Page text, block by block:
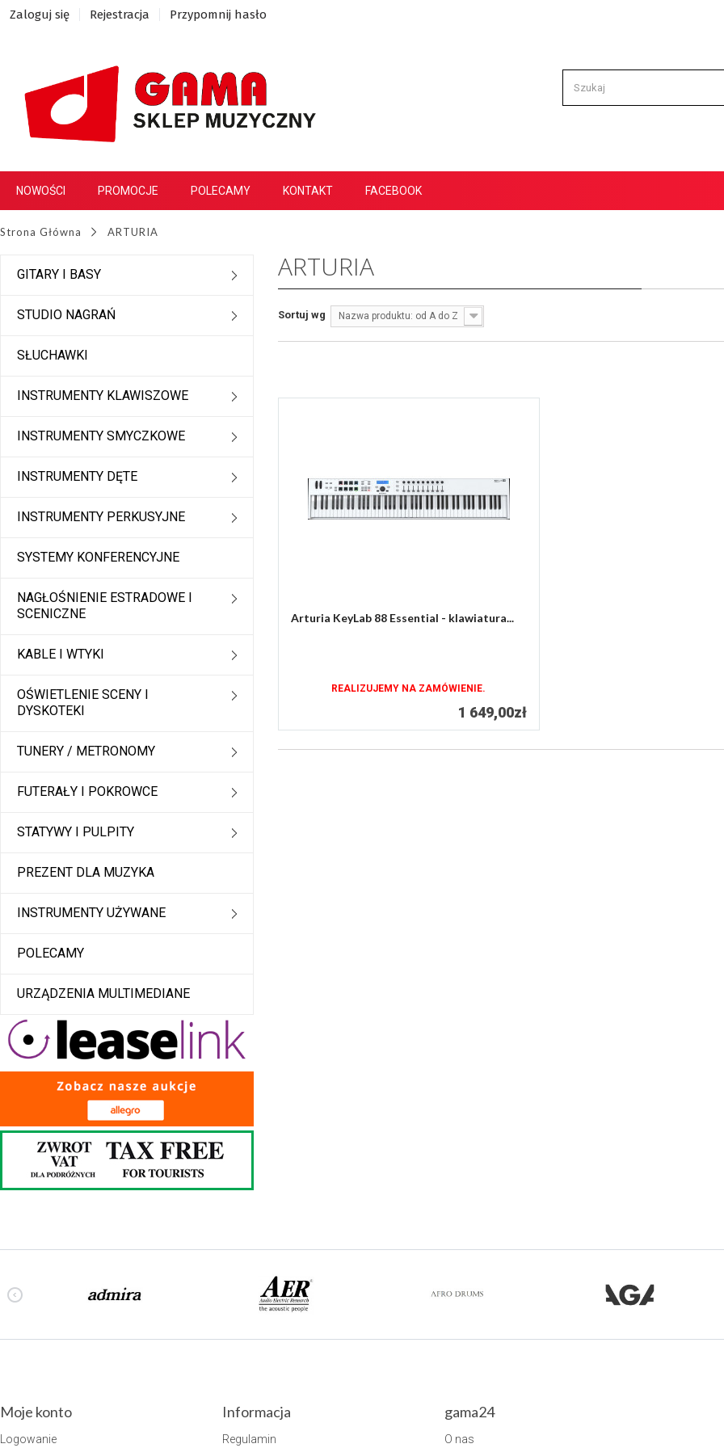
Zaloguj się Rejestracja Przypomnij hasło
NOWOŚCI PROMOCJE POLECAMY KONTAKT FACEBOOK
Strona Główna ARTURIA
GITARY I BASY
STUDIO NAGRAŃ
SŁUCHAWKI
INSTRUMENTY KLAWISZOWE
INSTRUMENTY SMYCZKOWE
INSTRUMENTY DĘTE
INSTRUMENTY PERKUSYJNE
SYSTEMY KONFERENCYJNE
NAGŁOŚNIENIE ESTRADOWE I
SCENICZNE
KABLE I WTYKI
OŚWIETLENIE SCENY I
DYSKOTEKI
TUNERY / METRONOMY
FUTERAŁY I POKROWCE
STATYWY I PULPITY
PREZENT DLA MUZYKA
INSTRUMENTY UŻYWANE
POLECAMY
URZĄDZENIA MULTIMEDIANE
ARTURIA
Sortuj wg Nazwa produktu: od A do Z
Arturia KeyLab 88 Essential - klawiatura...
REALIZUJEMY NA ZAMÓWIENIE.
1 649,00zł
Moje konto
Logowanie
Informacja
Regulamin
gama24
O nas